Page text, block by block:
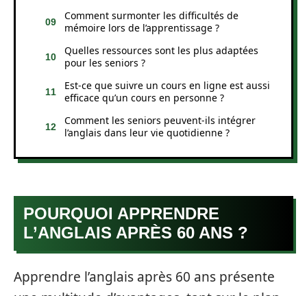
Comment surmonter les difficultés de
mémoire lors de l’apprentissage ?
Quelles ressources sont les plus adaptées
pour les seniors ?
Est-ce que suivre un cours en ligne est aussi
efficace qu’un cours en personne ?
Comment les seniors peuvent-ils intégrer
l’anglais dans leur vie quotidienne ?
POURQUOI APPRENDRE
L’ANGLAIS APRÈS 60 ANS ?
Apprendre l’anglais après 60 ans présente